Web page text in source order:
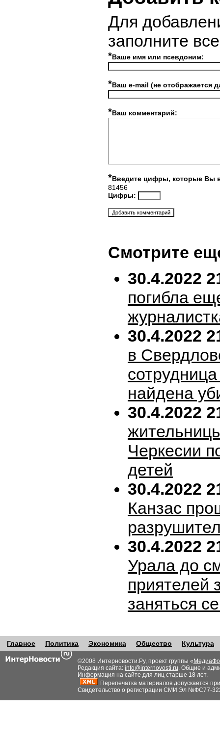
Для
заполните
*Ваше имя или псевдоним:
*Ваш e-mail (не отображается
*Ваш комментарий:
*Введите цифры, которые Вы
81456
Цифры:
Смотрите
30.4.2022
погибла
30.4.2022
в
найдена
30.4.2022
Черкесии
детей
30.4.2022
Канзас
30.4.2022
Урала до
приятелей
заняться
Главное Политика Экономика Общество Культура
©2008 Интерновости.Ру, проект группы «
Редакция сайта: info@internovosti.ru. Общие и
Информация на сайте для лиц старше 18 лет.
Перепечатка материалов допускается
Свидетельство о регистрации СМИ Эл №ФС77-